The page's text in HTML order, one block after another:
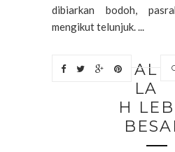
dibiarkan bodoh,
mengikut telunjuk. ...
AL
LA
H